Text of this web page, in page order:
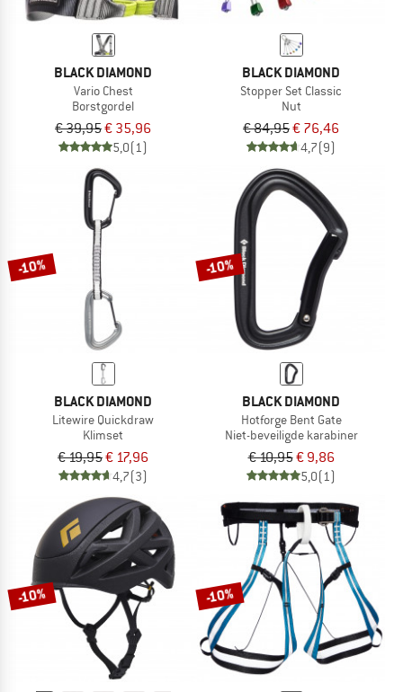
BLACK DIAMOND
Vario Chest
Borstgordel
€ 39,95€ 35,96
5,0(1)
BLACK DIAMOND
Stopper Set Classic
Nut
€ 84,95€ 76,46
4,7(9)
-10%
BLACK DIAMOND
Litewire Quickdraw
Klimset
€ 19,95€ 17,96
4,7(3)
-10%
BLACK DIAMOND
Hotforge Bent Gate
Niet-beveiligde karabiner
€ 10,95€ 9,86
5,0(1)
-10% -10%